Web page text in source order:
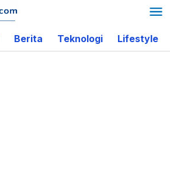
Berita Teknologi Lifestyle